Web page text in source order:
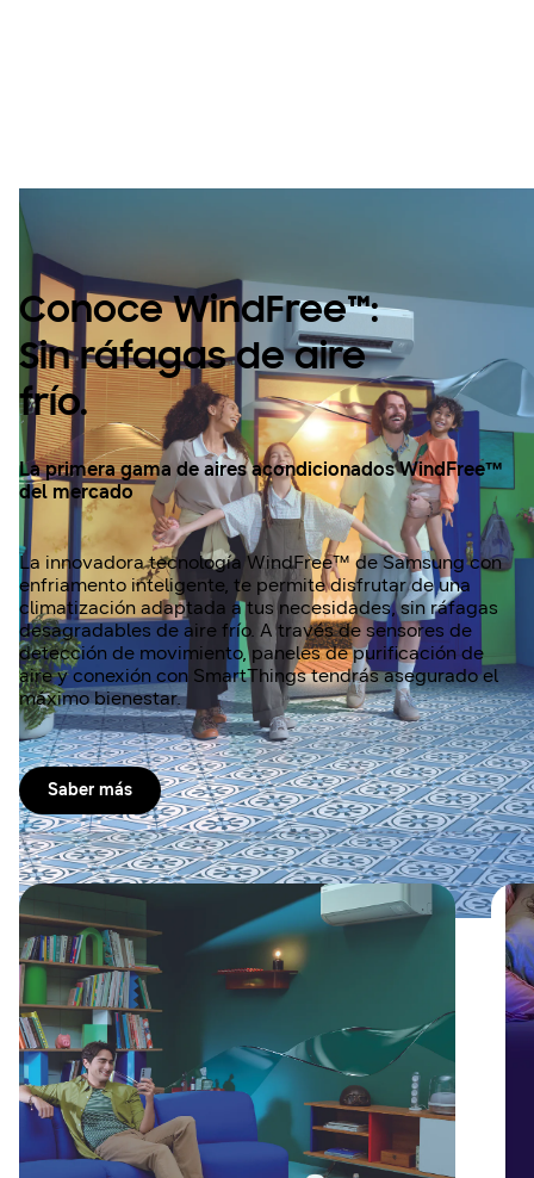
Conoce WindFree™:
Sin ráfagas de aire
frío.
La primera gama de aires acondicionados WindFree™
del mercado
La innovadora tecnología WindFree™ de Samsung con
enfriamento inteligente, te permite disfrutar de una
climatización adaptada a tus necesidades, sin ráfagas
desagradables de aire frío. A través de sensores de
detección de movimiento, paneles de purificación de
aire y conexión con SmartThings tendrás asegurado el
máximo bienestar.
Saber más